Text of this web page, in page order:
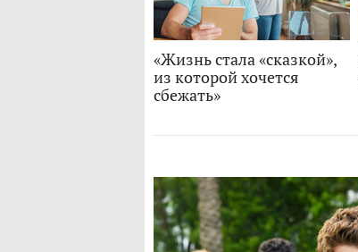
«Жизнь стала «сказкой»,
из которой хочется
сбежать»